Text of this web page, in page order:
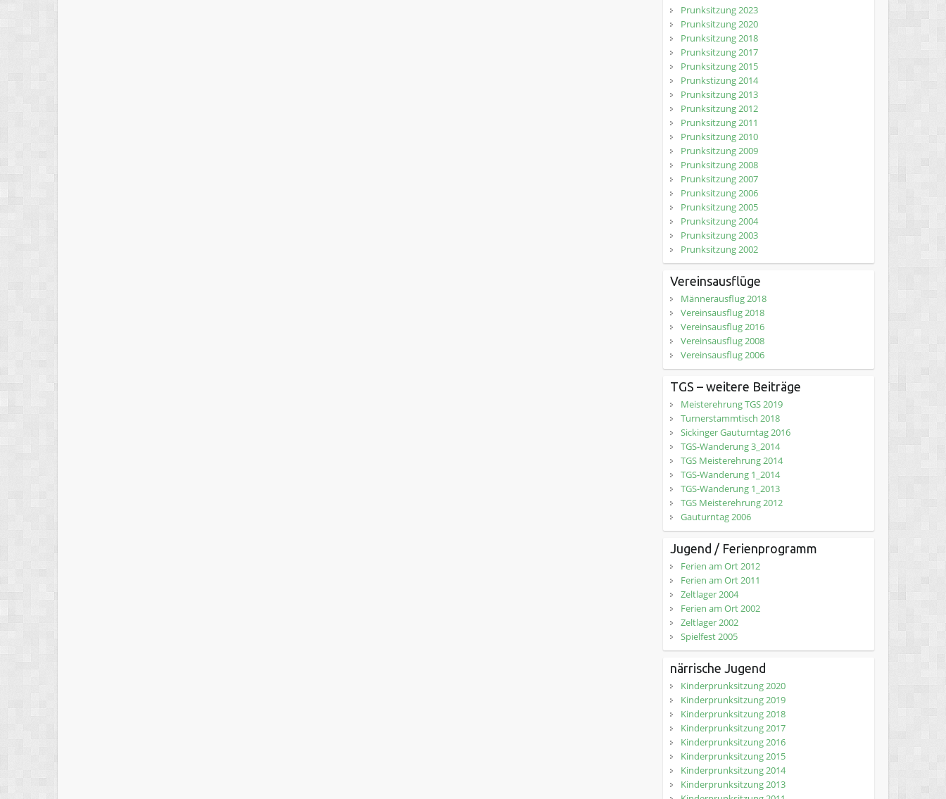
Prunksitzung 2023
Prunksitzung 2020
Prunksitzung 2018
Prunksitzung 2017
Prunksitzung 2015
Prunkstizung 2014
Prunksitzung 2013
Prunksitzung 2012
Prunksitzung 2011
Prunksitzung 2010
Prunksitzung 2009
Prunksitzung 2008
Prunksitzung 2007
Prunksitzung 2006
Prunksitzung 2005
Prunksitzung 2004
Prunksitzung 2003
Prunksitzung 2002
Vereinsausflüge
Männerausflug 2018
Vereinsausflug 2018
Vereinsausflug 2016
Vereinsausflug 2008
Vereinsausflug 2006
TGS – weitere Beiträge
Meisterehrung TGS 2019
Turnerstammtisch 2018
Sickinger Gauturntag 2016
TGS-Wanderung 3_2014
TGS Meisterehrung 2014
TGS-Wanderung 1_2014
TGS-Wanderung 1_2013
TGS Meisterehrung 2012
Gauturntag 2006
Jugend / Ferienprogramm
Ferien am Ort 2012
Ferien am Ort 2011
Zeltlager 2004
Ferien am Ort 2002
Zeltlager 2002
Spielfest 2005
närrische Jugend
Kinderprunksitzung 2020
Kinderprunksitzung 2019
Kinderprunksitzung 2018
Kinderprunksitzung 2017
Kinderprunksitzung 2016
Kinderprunksitzung 2015
Kinderprunksitzung 2014
Kinderprunksitzung 2013